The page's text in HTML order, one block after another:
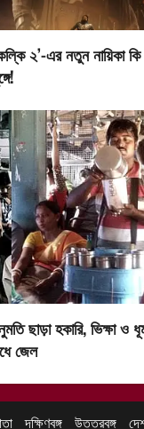
২’-এর নতুন নায়িকা
ছাড়া হকারি, ভিক্ষা ও
জেল
দক্ষিণবঙ্গ উত্তরবঙ্গ